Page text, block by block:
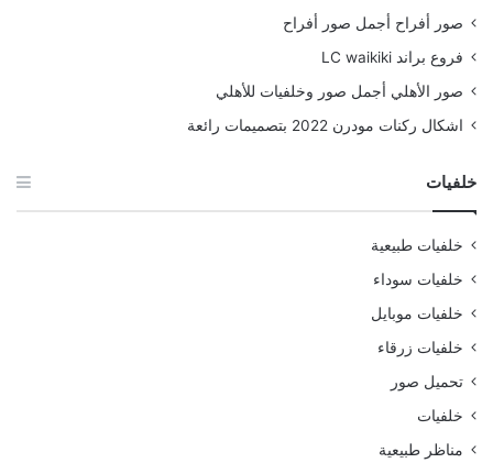
صور أفراح أجمل صور أفراح
فروع براند LC waikiki
صور الأهلي أجمل صور وخلفيات للأهلي
اشكال ركنات مودرن 2022 بتصميمات رائعة
خلفيات
خلفيات طبيعية
خلفيات سوداء
خلفيات موبايل
خلفيات زرقاء
تحميل صور
خلفيات
مناظر طبيعية